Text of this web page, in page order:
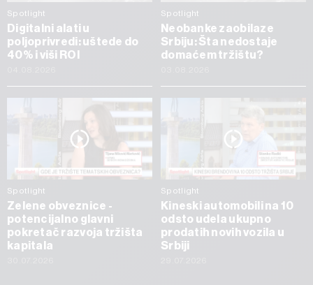
Spotlight
Digitalni alati u
poljoprivredi: uštede do
40% i viši ROI
Spotlight
Neobanke zaobilaze
Srbiju: Šta nedostaje
domaćem tržištu?
Spotlight
Zelene obveznice -
potencijalno glavni
pokretač razvoja tržišta
kapitala
Spotlight
Kineski automobili na 10
odsto udela ukupno
prodatih novih vozila u
Srbiji